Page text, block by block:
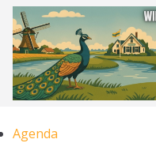
Ga
naar
de
inhoud
Agenda